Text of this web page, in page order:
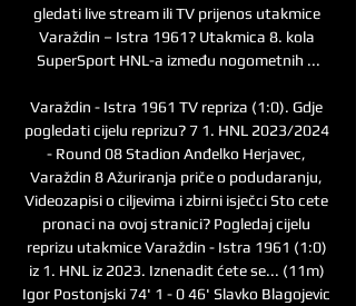
gledati live stream ili TV prijenos utakmice
Varaždin – Istra 1961? Utakmica 8. kola
SuperSport HNL-a između nogometnih ...
Varaždin - Istra 1961 TV repriza (1:0). Gdje
pogledati cijelu reprizu? 7 1. HNL 2023/2024
- Round 08 Stadion Anđelko Herjavec,
Varaždin 8 Ažuriranja priče o podudaranju,
Videozapisi o ciljevima i zbirni isječci Sto cete
pronaci na ovoj stranici? Pogledaj cijelu
reprizu utakmice Varaždin - Istra 1961 (1:0)
iz 1. HNL iz 2023. Iznenadit ćete se... (11m)
Igor Postonjski 74' 1 - 0 46' Slavko Blagojevic